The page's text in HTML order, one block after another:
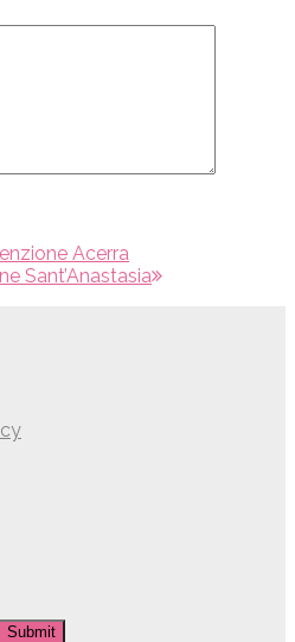
Acerra
Sant’Anastasia
Submit